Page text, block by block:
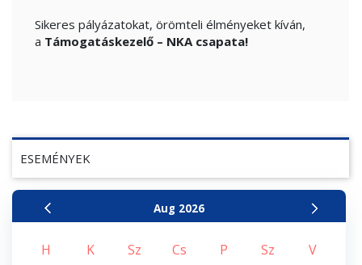
ESEMÉNYEK
Aug 2026
H K Sz Cs P Sz
V
Sikeres pályázatokat, örömteli élményeket kíván,
a Támogatáskezelő – NKA csapata!